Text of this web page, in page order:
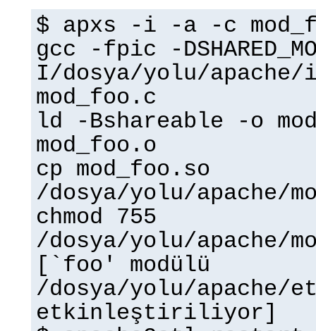
$ apxs -i -a -c
gcc -fpic -
I/dosya/yolu/
mod_foo.c
ld -Bshareable -o
mod_foo.o
cp mod_foo.so
/dosya/yolu/apache/
chmod 755
/dosya/yolu/apache/
[`foo' modülü
/dosya/yolu/apache/
etkinleştiriliyor]